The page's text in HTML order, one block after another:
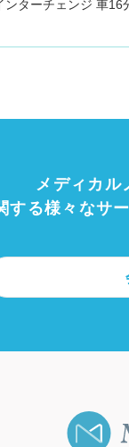
神戸淡路鳴門自動車道 洲本インターチェ
メディカル
する様々なサ